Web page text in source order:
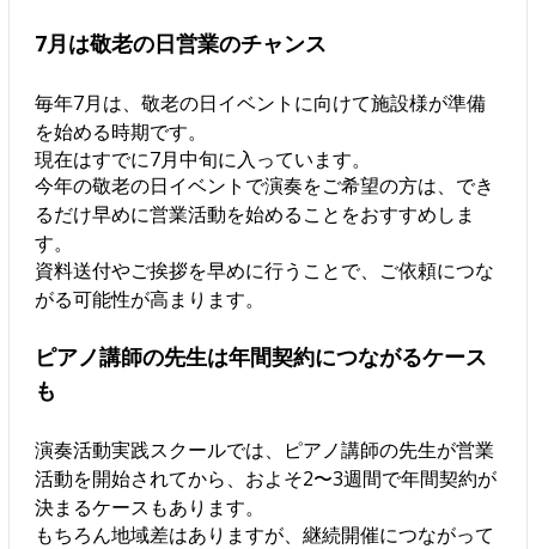
7月は敬老の日営業のチャンス
毎年7月は、敬老の日イベントに向けて施設様が準備
を始める時期です。
現在はすでに7月中旬に入っています。
今年の敬老の日イベントで演奏をご希望の方は、でき
るだけ早めに営業活動を始めることをおすすめしま
す。
資料送付やご挨拶を早めに行うことで、ご依頼につな
がる可能性が高まります。
ピアノ講師の先生は年間契約につながるケース
も
演奏活動実践スクールでは、ピアノ講師の先生が営業
活動を開始されてから、およそ2〜3週間で年間契約が
決まるケースもあります。
もちろん地域差はありますが、継続開催につながって